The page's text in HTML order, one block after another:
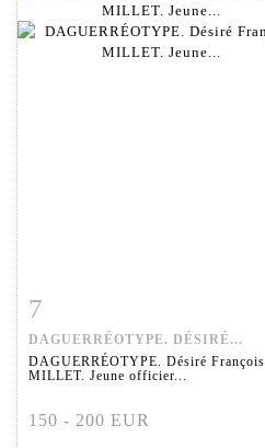
7
DAGUERRÉOTYPE. DÉSIRÉ...
DAGUERRÉOTYPE. Désiré François
MILLET. Jeune officier...
150 - 200 EUR